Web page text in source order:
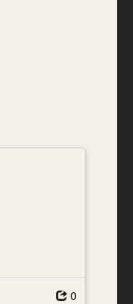
0